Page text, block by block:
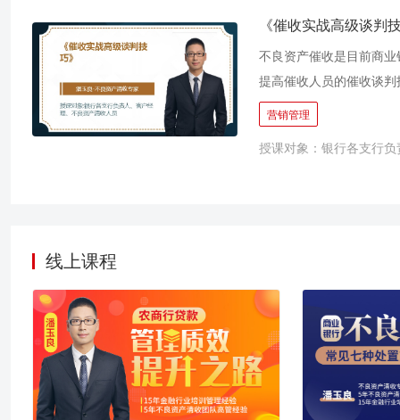
《催收实战高级谈判
不良资产催收是目前商
提高催收人员的催收谈
据讲师多年从事不良催收
判，更不是人们常说的“
景，从而可以真正有效
营销管理
授课对象：银行各支行
线上课程